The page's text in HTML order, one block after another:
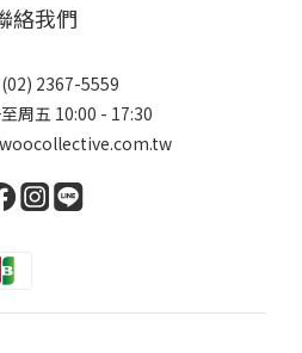
絡我們
2367-5559
周五 10:00 - 17:30